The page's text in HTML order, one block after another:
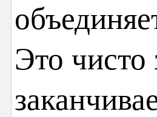
Это чисто